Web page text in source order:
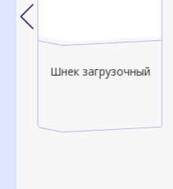
Шланг шнека